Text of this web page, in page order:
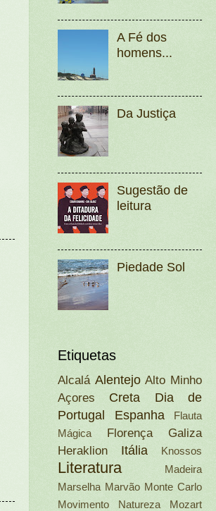
A Fé dos
homens...
Da Justiça
Sugestão de
leitura
Piedade Sol
Etiquetas
Alcalá Alentejo Alto Minho
Açores
Creta
Dia de
Portugal
Espanha
Flauta
Mágica
Florença
Galiza
Heraklion
Itália Knossos
Literatura
Madeira
Marselha Marvão Monte Carlo
Movimento Natureza
Mozart